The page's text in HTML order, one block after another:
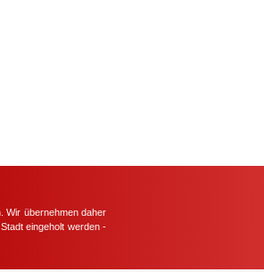
Wir übernehmen daher
eingeholt werden -